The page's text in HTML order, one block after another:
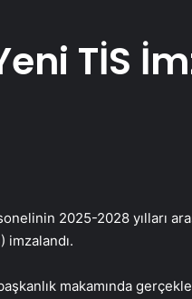
TİS
2025-2028 yılları
makamında